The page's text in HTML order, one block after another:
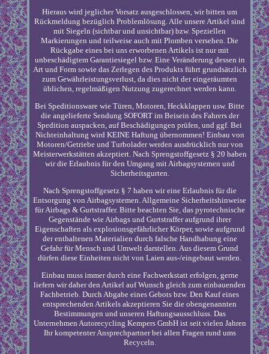
Hieraus wird jeglicher Vorsatz ausgeschlossen, wir bitten um
Rückmeldung bezüglich Problemlösung. Alle unsere Artikel sind
mit Siegeln (sichtbar und unsichtbar) bzw. Speziellen
Markierungen und teilweise auch mit Plomben versehen. Die
Rückgabe eines bei uns erworbenen Artikels ist nur mit
unbeschädigtem Garantiesiegel bzw. Eine Veränderung dessen in
Art und Form sowie das Zerlegen des Produkts führt grundsätzlich
zum Gewährleistungsverlust, da dies nicht der eingeräumten
üblichen, regelmäßigen Nutzung zugerechnet werden kann.
Bei Speditionsware wie Türen, Motoren, Heckklappen usw. Bitte
die angelieferte Sendung SOFORT im Beisein des Fahrers der
Spedition auspacken, auf Beschädigungen prüfen, und ggf. Bei
Nichteinhaltung wird KEINE Haftung übernommen! Einbau von
Motoren/Getriebe und Turbolader werden ausdrücklich nur von
Meisterwerkstätten akzeptiert. Nach Sprengstoffgesetz § 20 haben
wir die Erlaubnis für den Umgang mit Airbagsystemen und
Sicherheitsgurten.
Nach Sprengstoffgesetz § 7 haben wir eine Erlaubnis für die
Entsorgung von Airbagsystemen. Allgemeine Sicherheitshinweise
für Airbags & Gurtstraffer. Bitte beachten Sie, das pyrotechnische
Gegenstände wie Airbags und Gurtstraffer aufgrund ihrer
Eigenschaften als explosionsgefährlicher Körper, sowie aufgrund
der enthaltenen Materialien durch falsche Handhabung eine
Gefahr für Mensch und Umwelt darstellen. Aus diesem Grund
dürfen diese Einheiten nicht von Laien aus-/eingebaut werden.
Einbau muss immer durch eine Fachwerkstatt erfolgen, gerne
liefern wir daher den Artikel auf Wunsch gleich zum einbauenden
Fachbetrieb. Durch Abgabe eines Gebots bzw. Den Kauf eines
entsprechenden Artikels akzeptieren Sie die obengenannten
Bestimmungen und unseren Haftungsausschluss. Das
Unternehmen Autorecycling Kempers GmbH ist seit vielen Jahren
Ihr kompetenter Ansprechpartner bei allen Fragen rund ums
Recyceln.